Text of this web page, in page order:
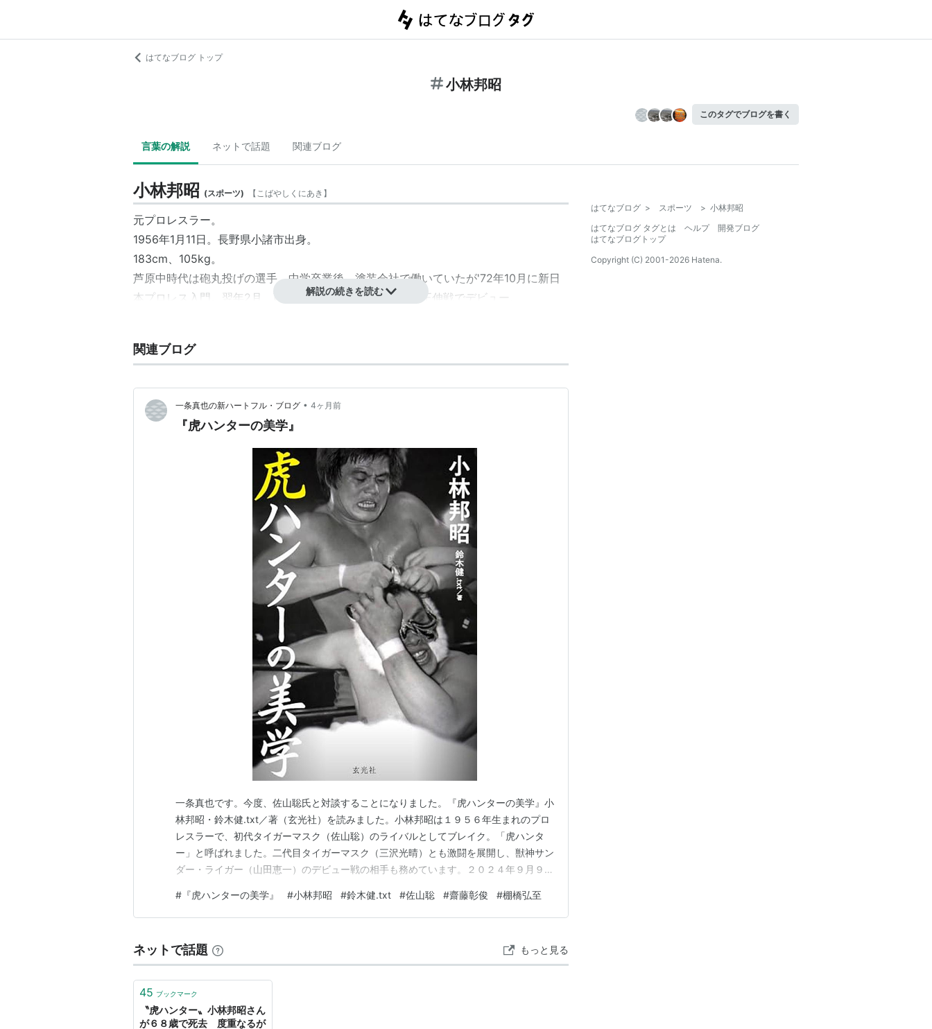
はてなブログ トップ
小林邦昭
このタグでブログを書く
言葉の解説 ネットで話題 関連ブログ
小林邦昭 (スポーツ) 【こばやしくにあき 】
元プロレスラー。
1956年1月11日。長野県小諸市出身。
183cm、105kg。
芦原中時代は砲丸投げの選手。中学卒業後、塗装会社で働いていたが'72年10月に新日
本プロレス入門。翌年2月、西条市体育館におけるVS
栗栖正伸戦でデビュー。
抗争を展開。 虎ハンターと呼ばれ注目を集めた。
'86年11月にヒロ斎藤
を破り世界ジュニアヘビー級王座を獲得。翌年8月、第4代IWGPジ
ュニア王座を獲得。ヘビー級転向後、反選手会同盟（のちの平成維震軍）を結成。
2000年4月21日後楽園ホールにて獣神サンダーライガーを相手に引退試合。
フィッシャーマンズスープレックス
解説の続きを読む
関連ブログ
一条真也の新ハートフル・ブログ • 4ヶ月前
『虎ハンターの美学』
一条真也です。今度、佐山聡氏と対談することになりました。『虎ハンターの美学』小
林邦昭・鈴木健.txt／著（玄光社）を読みました。小林邦昭は１９５６年生まれのプロ
レスラーで、初代タイガーマスク（佐山聡）のライバルとしてブレイク。「虎ハンタ
ー」と呼ばれました。二代目タイガーマスク（三沢光晴）とも激闘を展開し、獣神サン
ダー・ライガー（山田恵一）のデビュー戦の相手も務めています。２０２４年９月９日
年より２１年間「週刊プロレス」の編集記者から編集次長、２００１年より週刊プロレ
スモバイル編集長を務め、２００９年よりフリーとな…
# 『虎ハンターの美学』 #小林邦昭 #鈴木健.txt #佐山聡 #齋藤彰俊 #棚橋弘至
ネットで話題 もっと見る
45 ブックマーク
〝虎ハンター〟小林邦昭さん
が６８歳で死去 度重なるが
はてなブログ > スポーツ > 小林邦昭
はてなブログ タグとは
ヘルプ
開発ブログ
はてなブログトップ
Copyright (C) 2001-2026 Hatena.